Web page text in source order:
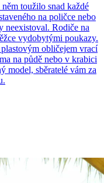
toužilo snad každé
na poličce nebo
neexistoval. Rodiče na
vydobytými poukazy.
obličejem vrací
na půdě nebo v krabici
model, sběratelé vám za